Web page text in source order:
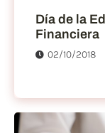
Día de la
Financiera
02/10/2018